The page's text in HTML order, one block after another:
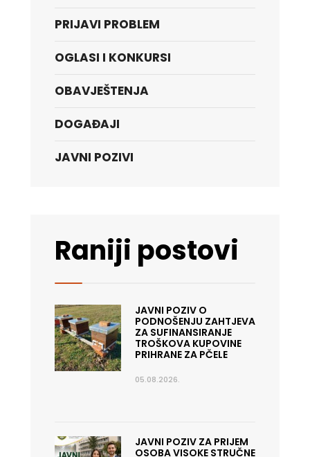
PRIJAVI PROBLEM
OGLASI I KONKURSI
OBAVJEŠTENJA
DOGAĐAJI
JAVNI POZIVI
Raniji postovi
JAVNI POZIV O
PODNOŠENJU ZAHTJEVA
ZA SUFINANSIRANJE
TROŠKOVA KUPOVINE
PRIHRANE ZA PČELE
05.08.2026.
JAVNI POZIV ZA PRIJEM
OSOBA VISOKE STRUČNE